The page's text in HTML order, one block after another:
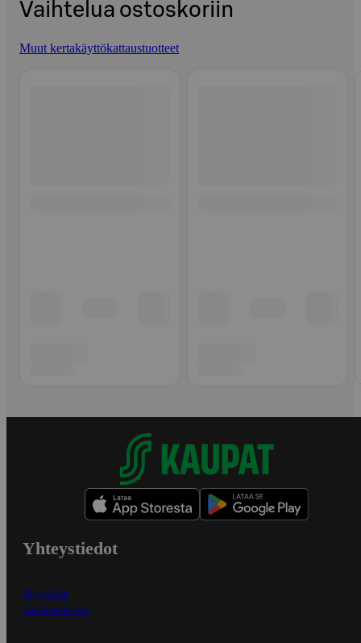
Vaihtelua ostoskoriin
Muut kertakäyttökattaustuotteet
Yhteystiedot
Myymälät
Asiakaspalvelu